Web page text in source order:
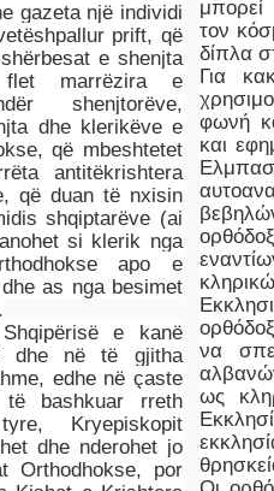
gazeta një individi
prift, që
e shenjta
marrëzira e
shenjtorëve,
dhe klerikëve e
që mbeshtetet
antitëkrishtera
që duan të nxisin
shqiptarëve (ai
si klerik nga
apo e
as nga besimet
e kanë
dhe në të gjitha
edhe në çaste
bashkuar rreth
Kryepiskopit
dhe nderohet jo
Orthodhokse, por
τον
δίπλα
Για
φωνή
και
να
ως